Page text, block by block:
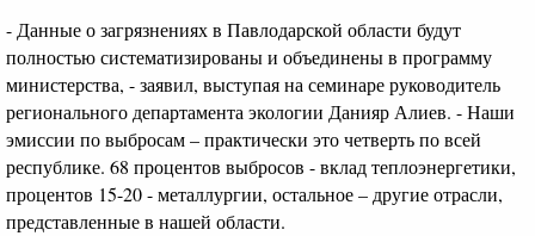
- Данные о загрязнениях в Павлодарской области будут
полностью систематизированы и объединены в программу
министерства, - заявил, выступая на семинаре руководитель
регионального департамента экологии Данияр Алиев. - Наши
эмиссии по выбросам – практически это четверть по всей
республике. 68 процентов выбросов - вклад теплоэнергетики,
процентов 15-20 - металлургии, остальное – другие отрасли,
представленные в нашей области.